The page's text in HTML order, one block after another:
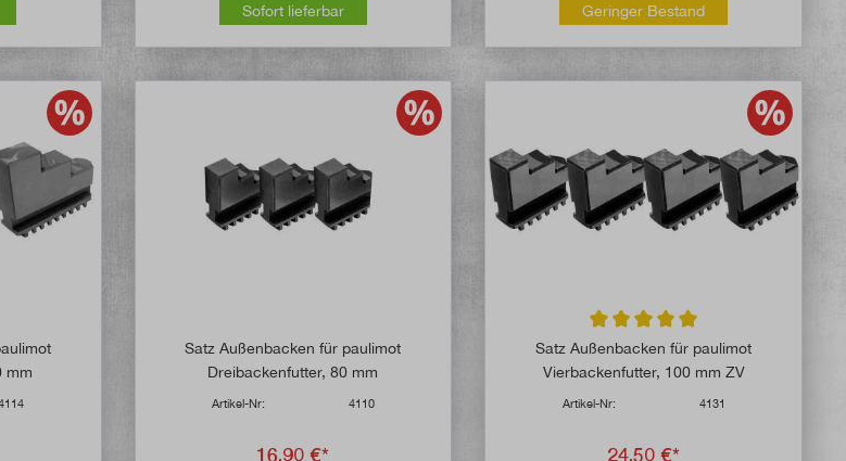
Sofort lieferbar Geringer Bestand
mm
Satz Außenbacken für paulimot
Dreibackenfutter, 80 mm
Artikel-Nr: 4110
16,90 €*
Durchschnittliche Bewertung von 5
Satz Außenbacken für paulimot
Vierbackenfutter, 100 mm ZV
Artikel-Nr: 4131
24,50 €*